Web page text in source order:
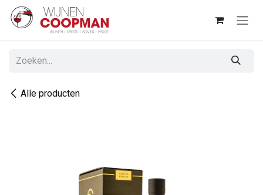
Overslaan naar inhoud
Alle producten